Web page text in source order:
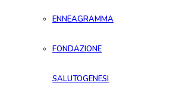
ENNEAGRAMMA
FONDAZIONE
SALUTOGENESI